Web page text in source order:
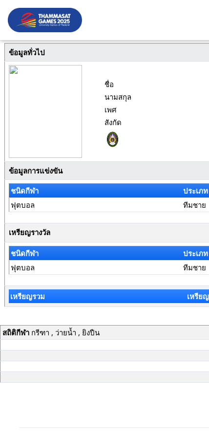
ข้อมูลทั่วไป
ชื่อ
นามสกุล
เพศ
สังกัด
ข้อมูลการแข่งขัน
ชนิดกีฬา
ประเภ
ฟุตบอล
ทีมชาย
เหรียญรางวัล
ชนิดกีฬา ประเภ
ฟุตบอล
ทีมชาย
เหรียญรวม เหรีย
สถิติกีฬากรีฑา , ว่ายน้ำ , ยิงปืน